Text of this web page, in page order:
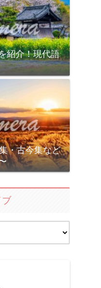
紹介！現代語
・古今集など
ブ